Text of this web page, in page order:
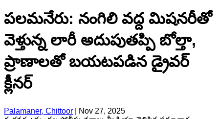
పలమనేరు: నంగిలి వద్ద మిషనరీతో
వెళ్తున్న లారీ అదుపుతప్పి బోల్తా,
ప్రాణాలతో బయటపడిన డ్రైవర్
క్లీనర్
Palamaner, Chittoor
Nov 27, 2025